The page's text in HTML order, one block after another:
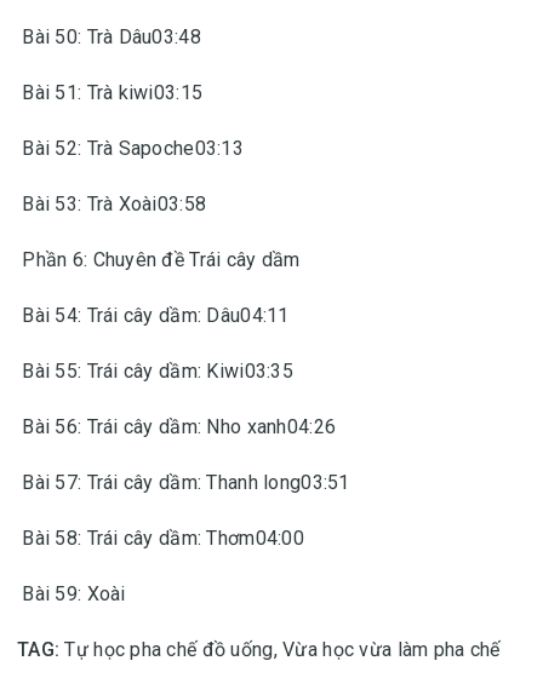
Bài 50: Trà Dâu03:48
Bài 51: Trà kiwi03:15
Bài 52: Trà Sapoche03:13
Bài 53: Trà Xoài03:58
Phần 6: Chuyên đề Trái cây dầm
Bài 54: Trái cây dầm: Dâu04:11
Bài 55: Trái cây dầm: Kiwi03:35
Bài 56: Trái cây dầm: Nho xanh04:26
Bài 57: Trái cây dầm: Thanh long03:51
Bài 58: Trái cây dầm: Thơm04:00
Bài 59: Xoài
TAG:Tự học pha chế đồ uống,Vừa học vừa làm pha chế